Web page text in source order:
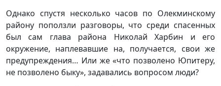
Однако спустя несколько часов по Олекминскому
району поползли разговоры, что среди спасенных
был сам глава района Николай Харбин и его
окружение, наплевавшие на, получается, свои же
предупреждения… Или же «что позволено Юпитеру,
не позволено быку», задавались вопросом люди?